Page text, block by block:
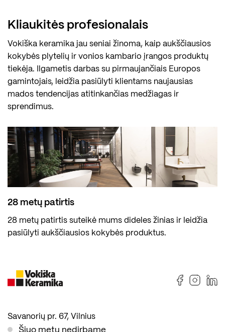
Kliaukitės profesionalais
Vokiška keramika jau seniai žinoma, kaip aukščiausios
kokybės plytelių ir vonios kambario įrangos produktų
tiekėja. Ilgametis darbas su pirmaujančiais Europos
gamintojais, leidžia pasiūlyti klientams naujausias
mados tendencijas atitinkančias medžiagas ir
sprendimus.
28 metų patirtis
28 metų patirtis suteikė mums dideles žinias ir leidžia
pasiūlyti aukščiausios kokybės produktus.
Savanorių pr. 67, Vilnius
Šiuo metu nedirbame